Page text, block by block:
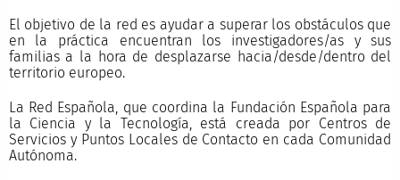
El objetivo de la red es ayudar a superar los obstáculos que
en la práctica encuentran los investigadores/as y sus
familias a la hora de desplazarse hacia/desde/dentro del
territorio europeo.
La Red Española, que coordina la Fundación Española para
la Ciencia y la Tecnología, está creada por Centros de
Servicios y Puntos Locales de Contacto en cada Comunidad
Autónoma.